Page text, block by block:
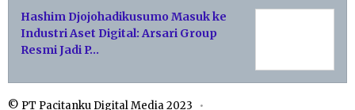
Hashim Djojohadikusumo Masuk ke
Industri Aset Digital: Arsari Group
Resmi Jadi P…
© PT Pacitanku Digital Media 2023